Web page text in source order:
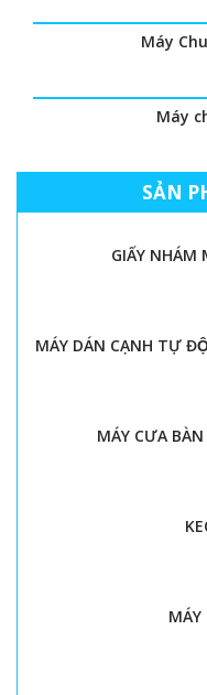
Máy
Máy
SẢN
GIẤY NHÁM
MÁY DÁN CẠNH TỰ
MÁY CƯA